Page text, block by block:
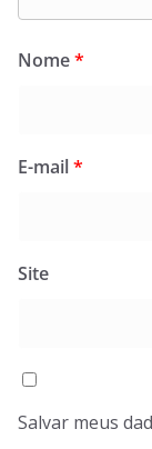
Nome*
E-mail*
Site
Salvar meus